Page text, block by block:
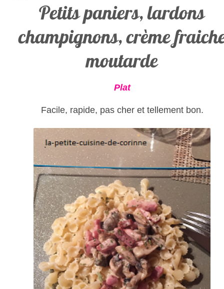
Petits paniers, lardons
champignons, crème
moutarde
Plat
Facile, rapide, pas cher et tellement bon.